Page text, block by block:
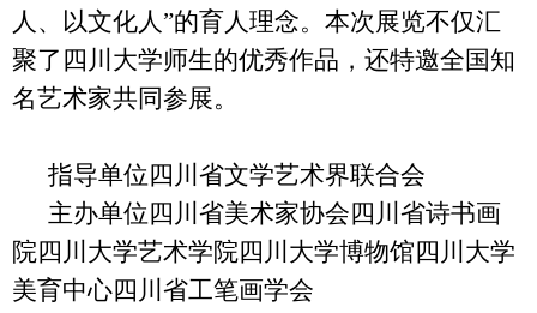
人、以文化人”的育人理念。本次展览不仅汇
聚了四川大学师生的优秀作品，还特邀全国知
名艺术家共同参展。
指导单位四川省文学艺术界联合会
主办单位四川省美术家协会四川省诗书画
院四川大学艺术学院四川大学博物馆四川大学
美育中心四川省工笔画学会